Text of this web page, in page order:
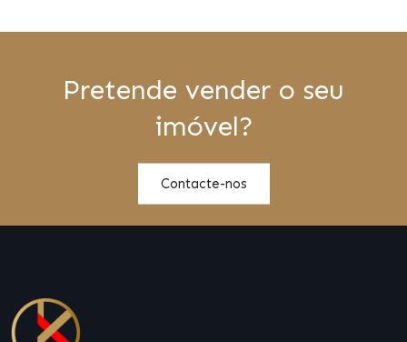
Pretende vender o seu
imóvel?
Contacte-nos